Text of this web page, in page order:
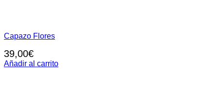
Capazo Flores
39,00€
Añadir al carrito